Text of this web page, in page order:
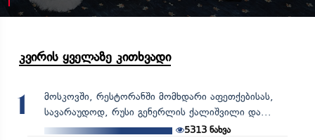
კვირის ყველაზე კითხვადი
1
მოსკოვში, რესტორანში მომხდარი აფეთქებისას,
სავარაუდოდ, რუსი გენერლის ქალიშვილი და...
5313 ნახვა